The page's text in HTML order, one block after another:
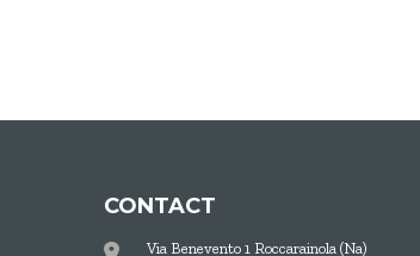
CONTACT
Via Benevento 1 Roccarainola (Na)